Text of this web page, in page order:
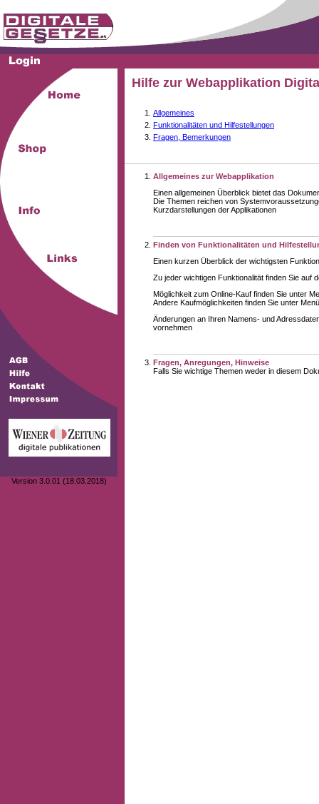
Version 3.0.01 (18.03.2018)
Hilfe zur Webapplikation
Allgemeines
Funktionalitäten und Hilfestellungen
Fragen, Bemerkungen
Allgemeines zur Webapplikation
Einen allgemeinen Überblick bietet das
Die Themen reichen von
Kurzdarstellungen der Applikationen
Finden von Funktionalitäten und
Einen kurzen Überblick der wichtigsten
Zu jeder wichtigen Funktionalität finden Sie auf
Möglichkeit zum Online-Kauf finden Sie unter
Andere Kaufmöglichkeiten finden Sie unter
Änderungen an Ihren Namens- und
vornehmen
Fragen, Anregungen, Hinweise
Falls Sie wichtige Themen weder in diesem